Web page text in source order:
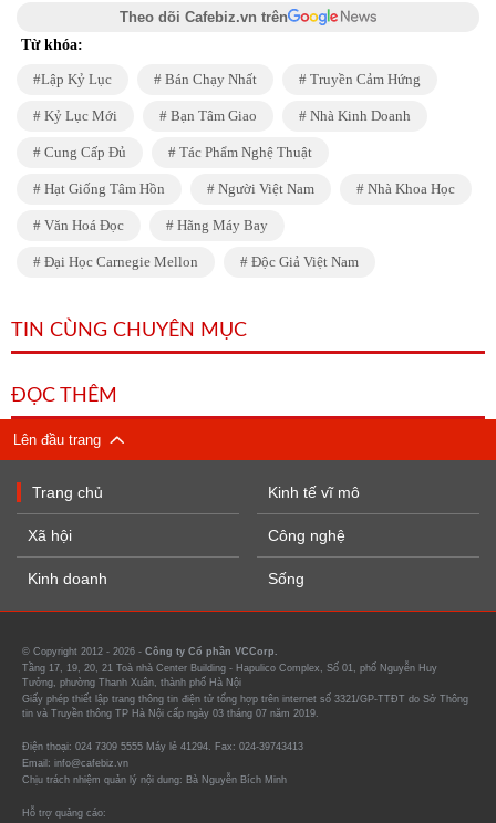
Theo dõi Cafebiz.vn trên
Từ khóa:
Lập Kỷ Lục Bán Chạy Nhất Truyền Cảm Hứng
Kỷ Lục Mới Bạn Tâm Giao Nhà Kinh Doanh
Cung Cấp Đủ Tác Phẩm Nghệ Thuật
Hạt Giống Tâm Hồn Người Việt Nam Nhà Khoa Học
Văn Hoá Đọc Hãng Máy Bay
Đại Học Carnegie Mellon Độc Giả Việt Nam
TIN CÙNG CHUYÊN MỤC
ĐỌC THÊM
Lên đầu trang
Trang chủ
Xã hội
Kinh doanh
Kinh tế vĩ mô
Công nghệ
Sống
© Copyright 2012 - 2026 - Công ty Cổ phần VCCorp.
Tầng 17, 19, 20, 21 Toà nhà Center Building - Hapulico Complex, Số 01, phố Nguyễn Huy
Tưởng, phường Thanh Xuân, thành phố Hà Nội
Giấy phép thiết lập trang thông tin điện tử tổng hợp trên internet số 3321/GP-TTĐT do Sở Thông
tin và Truyền thông TP Hà Nội cấp ngày 03 tháng 07 năm 2019.
Điện thoại: 024 7309 5555 Máy lẻ 41294. Fax: 024-39743413
Email: info@cafebiz.vn
Chịu trách nhiệm quản lý nội dung: Bà Nguyễn Bích Minh
Hỗ trợ quảng cáo: